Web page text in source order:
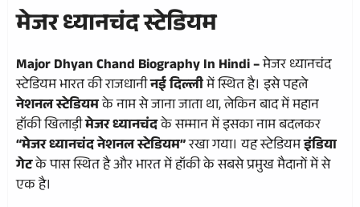
मेजर ध्यानचंद स्टेडियम
Major Dhyan Chand Biography In Hindi –मेजर ध्यानचंद
स्टेडियम भारत की राजधानीनई दिल्लीमें स्थित है। इसे पहले
नेशनल स्टेडियमके नाम से जाना जाता था, लेकिन बाद में महान
हॉकी खिलाड़ीमेजर ध्यानचंदके सम्मान में इसका नाम बदलकर
“मेजर ध्यानचंद नेशनल स्टेडियम”रखा गया। यह स्टेडियमइंडिया
गेटके पास स्थित है और भारत में हॉकी के सबसे प्रमुख मैदानों में से
एक है।